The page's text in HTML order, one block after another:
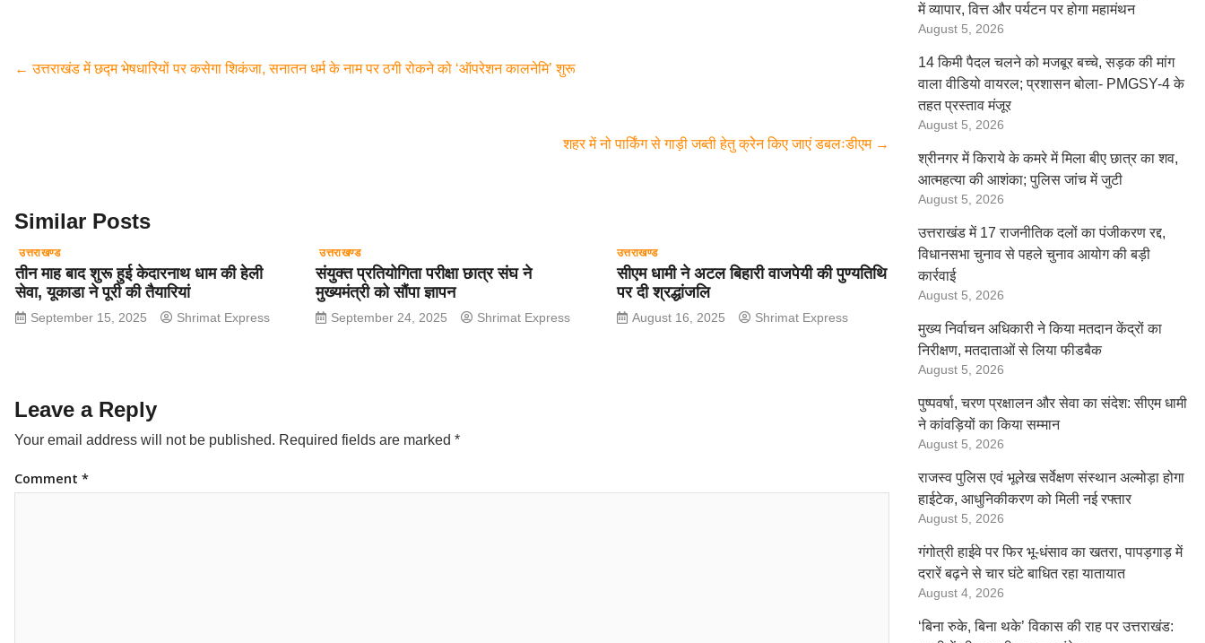
e
er s
gr
e
← उत्तराखंड में छद्म भेषधारियों पर कसेगा शिकंजा, सनातन धर्म के नाम पर ठगी रोकने को ‘ऑपरेशन कालनेमि’ शुरू
शहर में नो पार्किंग से गाड़ी जब्ती हेतु क्रेेन किए जाएं डबलःडीएम →
Similar Posts
उत्तराखण्ड
तीन माह बाद शुरू हुई केदारनाथ धाम की हेली
सेवा, यूकाडा ने पूरी की तैयारियां
September 15, 2025 Shrimat Express
उत्तराखण्ड
संयुक्त प्रतियोगिता परीक्षा छात्र संघ ने
मुख्यमंत्री को सौंपा ज्ञापन
September 24, 2025 Shrimat Express
उत्तराखण्ड
सीएम धामी ने अटल बिहारी वाजपेयी की पुण्यतिथि
पर दी श्रद्धांजलि
August 16, 2025 Shrimat Express
Leave a Reply
Your email address will not be published. Required fields are marked *
Comment *
में व्यापार, वित्त और पर्यटन पर होगा महामंथन
August 5, 2026
14 किमी पैदल चलने को मजबूर बच्चे, सड़क की मांग
वाला वीडियो वायरल; प्रशासन बोला- PMGSY-4 के
तहत प्रस्ताव मंजूर
August 5, 2026
श्रीनगर में किराये के कमरे में मिला बीए छात्र का शव,
आत्महत्या की आशंका; पुलिस जांच में जुटी
August 5, 2026
उत्तराखंड में 17 राजनीतिक दलों का पंजीकरण रद्द,
विधानसभा चुनाव से पहले चुनाव आयोग की बड़ी
कार्रवाई
August 5, 2026
मुख्य निर्वाचन अधिकारी ने किया मतदान केंद्रों का
निरीक्षण, मतदाताओं से लिया फीडबैक
August 5, 2026
पुष्पवर्षा, चरण प्रक्षालन और सेवा का संदेश: सीएम धामी
ने कांवड़ियों का किया सम्मान
August 5, 2026
राजस्व पुलिस एवं भूलेख सर्वेक्षण संस्थान अल्मोड़ा होगा
हाईटेक, आधुनिकीकरण को मिली नई रफ्तार
August 5, 2026
गंगोत्री हाईवे पर फिर भू-धंसाव का खतरा, पापड़गाड़ में
दरारें बढ़ने से चार घंटे बाधित रहा यातायात
August 4, 2026
‘बिना रुके, बिना थके’ विकास की राह पर उत्तराखंड: